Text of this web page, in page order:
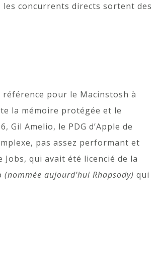
concurrents directs sortent des
pour le Macinstosh à
la mémoire protégée et le
Gil Amelio, le PDG d’Apple de
pas assez performant et
qui avait été licencié de la
(nommée aujourd’hui Rhapsody) qui